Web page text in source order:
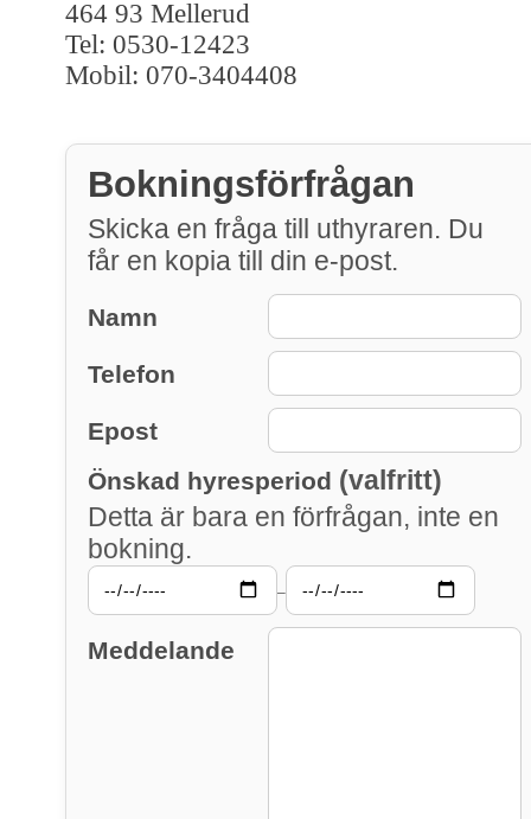
464 93 Mellerud
Tel: 0530-12423
Mobil: 070-3404408
Bokningsförfrågan
Skicka en fråga till uthyraren. Du
får en kopia till din e-post.
Namn
Telefon
Epost
Önskad hyresperiod (valfritt)
Detta är bara en förfrågan, inte en
bokning.
–
Meddelande